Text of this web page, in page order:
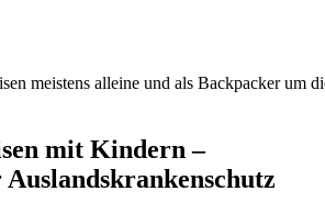
meistens alleine und als Backpacker um
mit Kindern –